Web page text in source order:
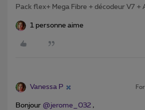
Pack flex+ Mega Fibre + décodeur V7 +
1 personne aime
Vanessa P
Bonjour @jerome_032 ,